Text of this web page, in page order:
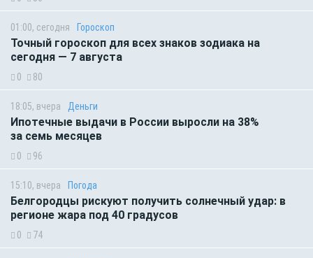
01:00, сегодня Гороскоп
Точный гороскоп для всех знаков зодиака на
сегодня — 7 августа
0 80
18:05, вчера Деньги
Ипотечные выдачи в России выросли на 38%
за семь месяцев
0 96
15:10, вчера Погода
Белгородцы рискуют получить солнечный удар: в
регионе жара под 40 градусов
0 74